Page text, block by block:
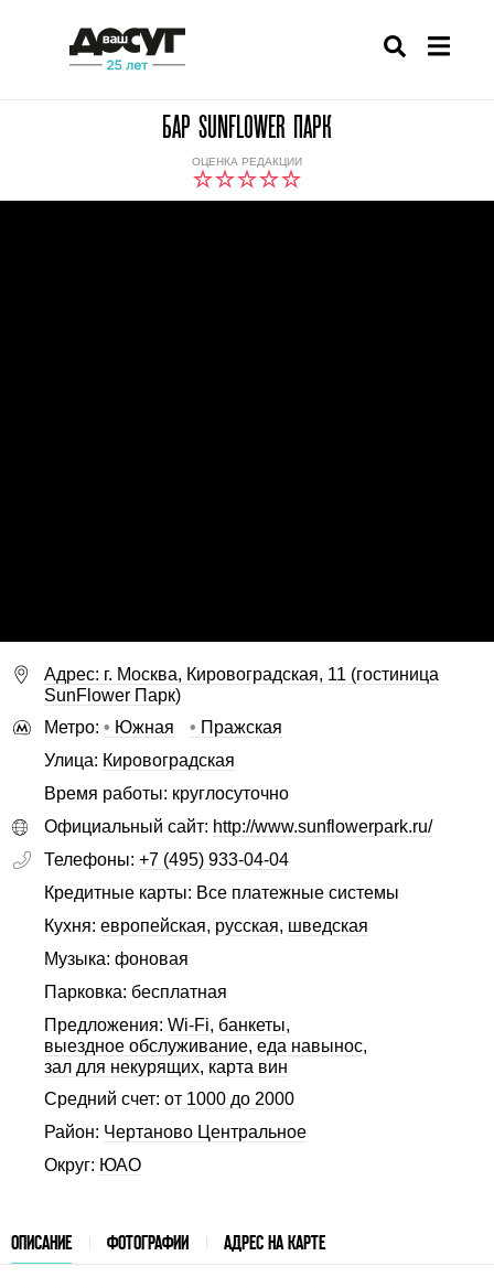
БАР SUNFLOWER ПАРК
ОЦЕНКА РЕДАКЦИИ
Адрес: г. Москва, Кировоградская, 11 (гостиница
SunFlower Парк)
Метро: • Южная • Пражская
Улица: Кировоградская
Время работы: круглосуточно
Официальный сайт: http://www.sunflowerpark.ru/
Телефоны: +7 (495) 933-04-04
Кредитные карты: Все платежные системы
Кухня: европейская, русская, шведская
Музыка: фоновая
Парковка: бесплатная
Предложения: Wi-Fi, банкеты,
выездное обслуживание, еда навынос,
зал для некурящих, карта вин
Средний счет: от 1000 до 2000
Район: Чертаново Центральное
Округ: ЮАО
ОПИСАНИЕ ФОТОГРАФИИ АДРЕС НА КАРТЕ